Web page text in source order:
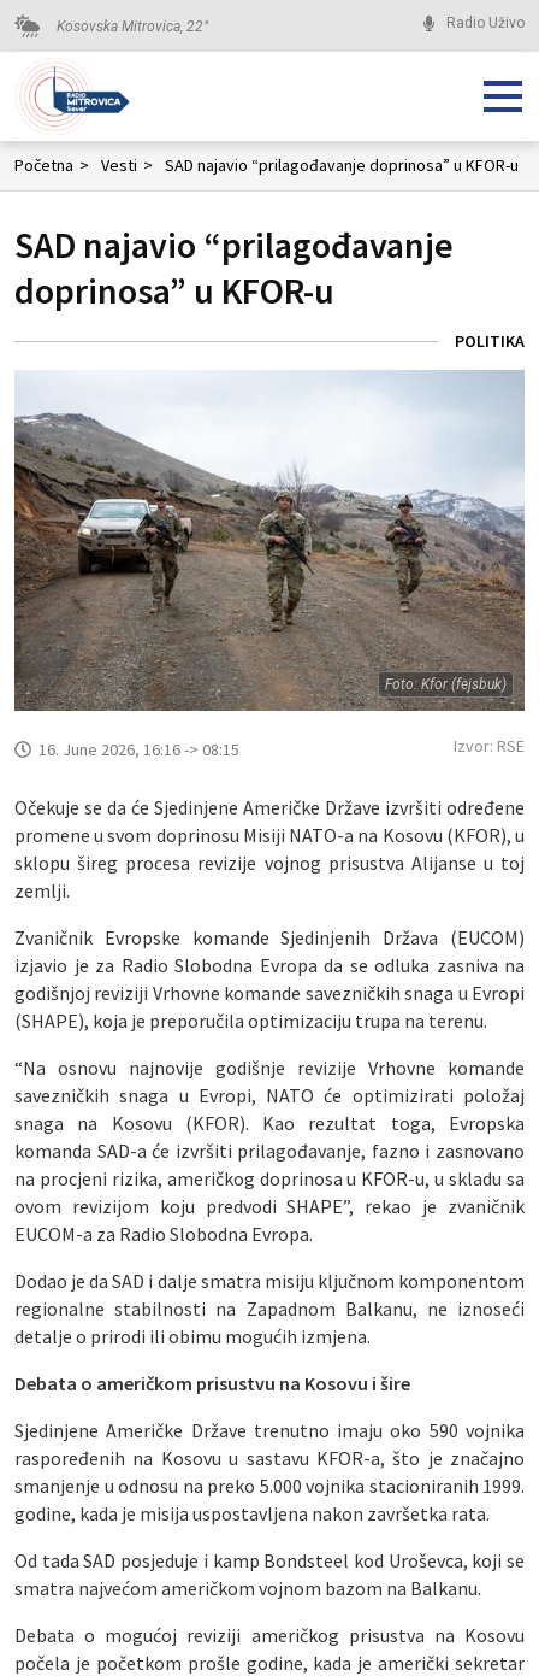
Kosovska Mitrovica, 22° Radio Uživo
Početna > Vesti > SAD najavio “prilagođavanje doprinosa” u KFOR-u
SAD najavio “prilagođavanje
doprinosa” u KFOR-u
POLITIKA
Foto: Kfor (fejsbuk)
16. June 2026, 16:16 -> 08:15 Izvor: RSE
Očekuje se da će Sjedinjene Američke Države izvršiti određene
promene u svom doprinosu Misiji NATO-a na Kosovu (KFOR), u
sklopu šireg procesa revizije vojnog prisustva Alijanse u toj
zemlji.
Zvaničnik Evropske komande Sjedinjenih Država (EUCOM)
izjavio je za Radio Slobodna Evropa da se odluka zasniva na
godišnjoj reviziji Vrhovne komande savezničkih snaga u Evropi
(SHAPE), koja je preporučila optimizaciju trupa na terenu.
“Na osnovu najnovije godišnje revizije Vrhovne komande
savezničkih snaga u Evropi, NATO će optimizirati položaj
snaga na Kosovu (KFOR). Kao rezultat toga, Evropska
komanda SAD-a će izvršiti prilagođavanje, fazno i zasnovano
na procjeni rizika, američkog doprinosa u KFOR-u, u skladu sa
ovom revizijom koju predvodi SHAPE”, rekao je zvaničnik
EUCOM-a za Radio Slobodna Evropa.
Dodao je da SAD i dalje smatra misiju ključnom komponentom
regionalne stabilnosti na Zapadnom Balkanu, ne iznoseći
detalje o prirodi ili obimu mogućih izmjena.
Debata o američkom prisustvu na Kosovu i šire
Sjedinjene Američke Države trenutno imaju oko 590 vojnika
raspoređenih na Kosovu u sastavu KFOR-a, što je značajno
smanjenje u odnosu na preko 5.000 vojnika stacioniranih 1999.
godine, kada je misija uspostavljena nakon završetka rata.
Od tada SAD posjeduje i kamp Bondsteel kod Uroševca, koji se
smatra najvećom američkom vojnom bazom na Balkanu.
Debata o mogućoj reviziji američkog prisustva na Kosovu
počela je početkom prošle godine, kada je američki sekretar